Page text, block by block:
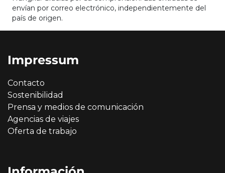
envían por correo electrónico, independientemente del
país de origen.
Impressum
Contacto
Sostenibilidad
Prensa y medios de comunicación
Agencias de viajes
Oferta de trabajo